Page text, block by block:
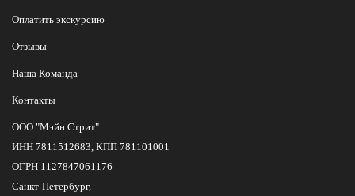
Оплатить экскурсию
Отзывы
Наша Команда
Контакты
ООО "Мэйн Стрит"
ИНН 7811512683, КПП 781101001
ОГРН 1127847061176
Санкт-Петербург,